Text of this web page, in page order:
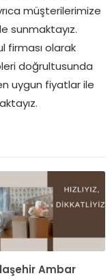
müşterilerimize
sunmaktayız.
firması olarak
doğrultusunda
uygun fiyatlar ile
Ambar